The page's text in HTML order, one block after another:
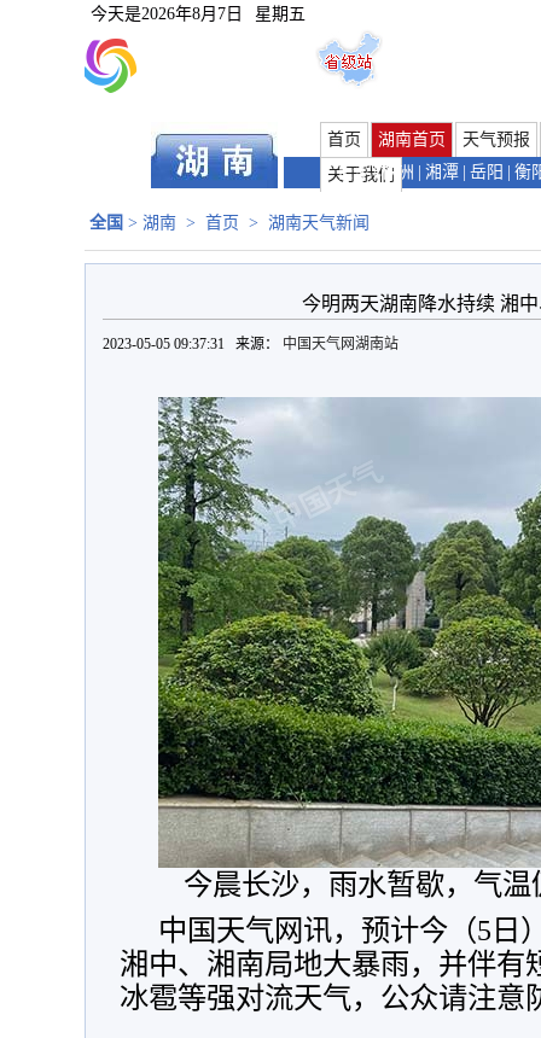
今天是2026年8月7日 星期五
首页 湖南首页
天气预报
关于我们
长沙 | 株洲 湘潭 岳阳 衡
全国 > 湖南 > 首页 > 湖南天气新闻
今明两天湖南降水持续 湘
2023-05-05 09:37:31 来源： 中国天气网湖南站
今晨长沙，雨水暂歇，气
中国天气网讯， 预计今（5日
湘中、湘南局地大暴雨， 并伴有
冰雹等强对流天气， 公众请注意